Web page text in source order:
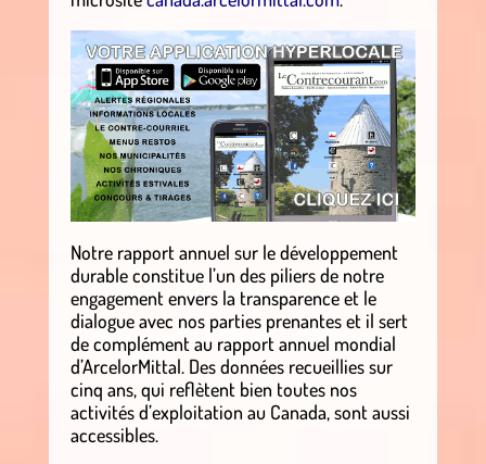
Notre rapport annuel sur le développement
durable constitue l’un des piliers de notre
engagement envers la transparence et le
dialogue avec nos parties prenantes et il sert
de complément au rapport annuel mondial
d’ArcelorMittal. Des données recueillies sur
cinq ans, qui reflètent bien toutes nos
activités d’exploitation au Canada, sont aussi
accessibles.